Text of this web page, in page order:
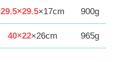
29.5×29.5×17cm 900g
40×22×26cm 965g